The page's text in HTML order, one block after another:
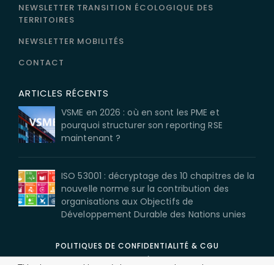
NEWSLETTER TRANSITION ÉCOLOGIQUE DES
TERRITOIRES
NEWSLETTER MOBILITÉS
CONTACT
ARTICLES RÉCENTS
VSME en 2026 : où en sont les PME et
pourquoi structurer son reporting RSE
maintenant ?
ISO 53001 : décryptage des 10 chapitres de la
nouvelle norme sur la contribution des
organisations aux Objectifs de
Développement Durable des Nations unies
POLITIQUES DE CONFIDENTIALITÉ & CGU
MENTIONS LÉGALES